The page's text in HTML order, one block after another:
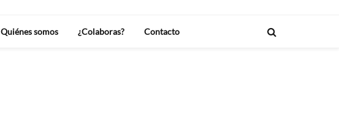
Quiénes somos ¿Colaboras? Contacto